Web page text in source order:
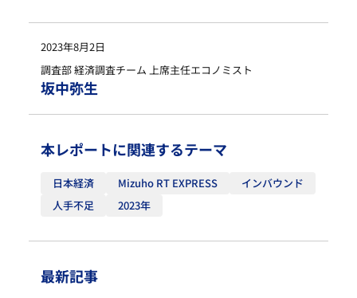
最新記事
2023年8月2日
調査部 経済調査チーム 上席主任エコノミスト
坂中弥生
本レポートに関連するテーマ
日本経済 Mizuho RT EXPRESS
インバウンド
人手不足
2023年